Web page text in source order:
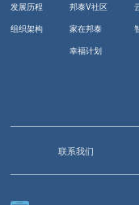
发展历程
组织架构
邦泰V社区
家在邦泰
幸福计划
联系我们